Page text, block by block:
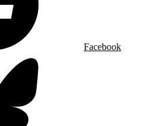
Facebook